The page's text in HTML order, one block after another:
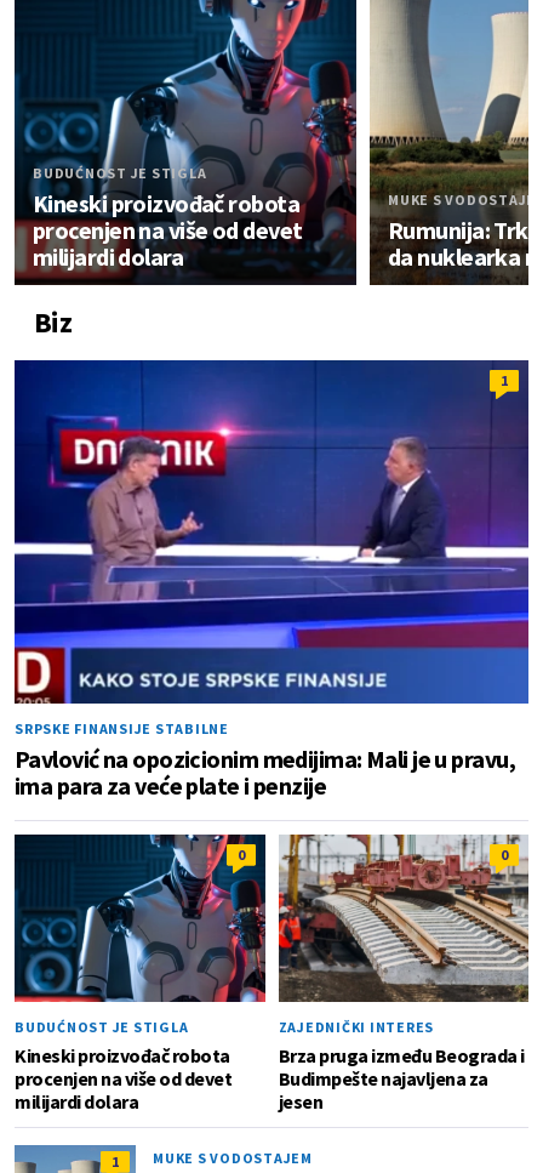
BUDUĆNOST JE STIGLA
Kineski proizvođač robota
procenjen na više od devet
milijardi dolara
MUKE S
Rumunija:
da nuklearka
Biz
1
SRPSKE FINANSIJE STABILNE
Pavlović na opozicionim medijima: Mali je u pravu,
ima para za veće plate i penzije
0
BUDUĆNOST JE STIGLA
Kineski proizvođač robota
procenjen na više od devet
milijardi dolara
0
ZAJEDNIČKI INTERES
Brza pruga između Beograda i
Budimpešte najavljena za
jesen
1 MUKE S VODOSTAJEM